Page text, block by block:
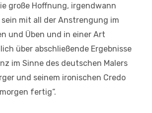
große Hoffnung, irgendwann
mit all der Anstrengung im
und Üben und in einer Art
über abschließende Ergebnisse
im Sinne des deutschen Malers
und seinem ironischen Credo
fertig“.